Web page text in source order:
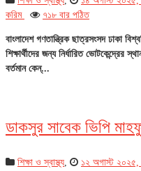
করিম
৭১৮ বার পঠিত
বাংলাদেশ গণতান্ত্রিক ছাত্রসংসদ ঢাকা
শিক্ষার্থীদের জন্য নির্ধারিত ভোটকেন্দ্রের
বর্তমান কেন্...
ডাকসুর সাবেক ভিপি
শিক্ষা ও স্বাস্থ্য, ১২ অগাস্ট